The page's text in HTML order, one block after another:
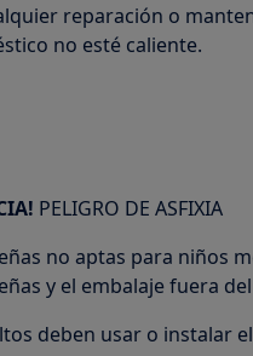
reparación o
no esté caliente.
PELIGRO DE ASFIXIA
no aptas para niños
y el embalaje fuera
deben usar o instalar